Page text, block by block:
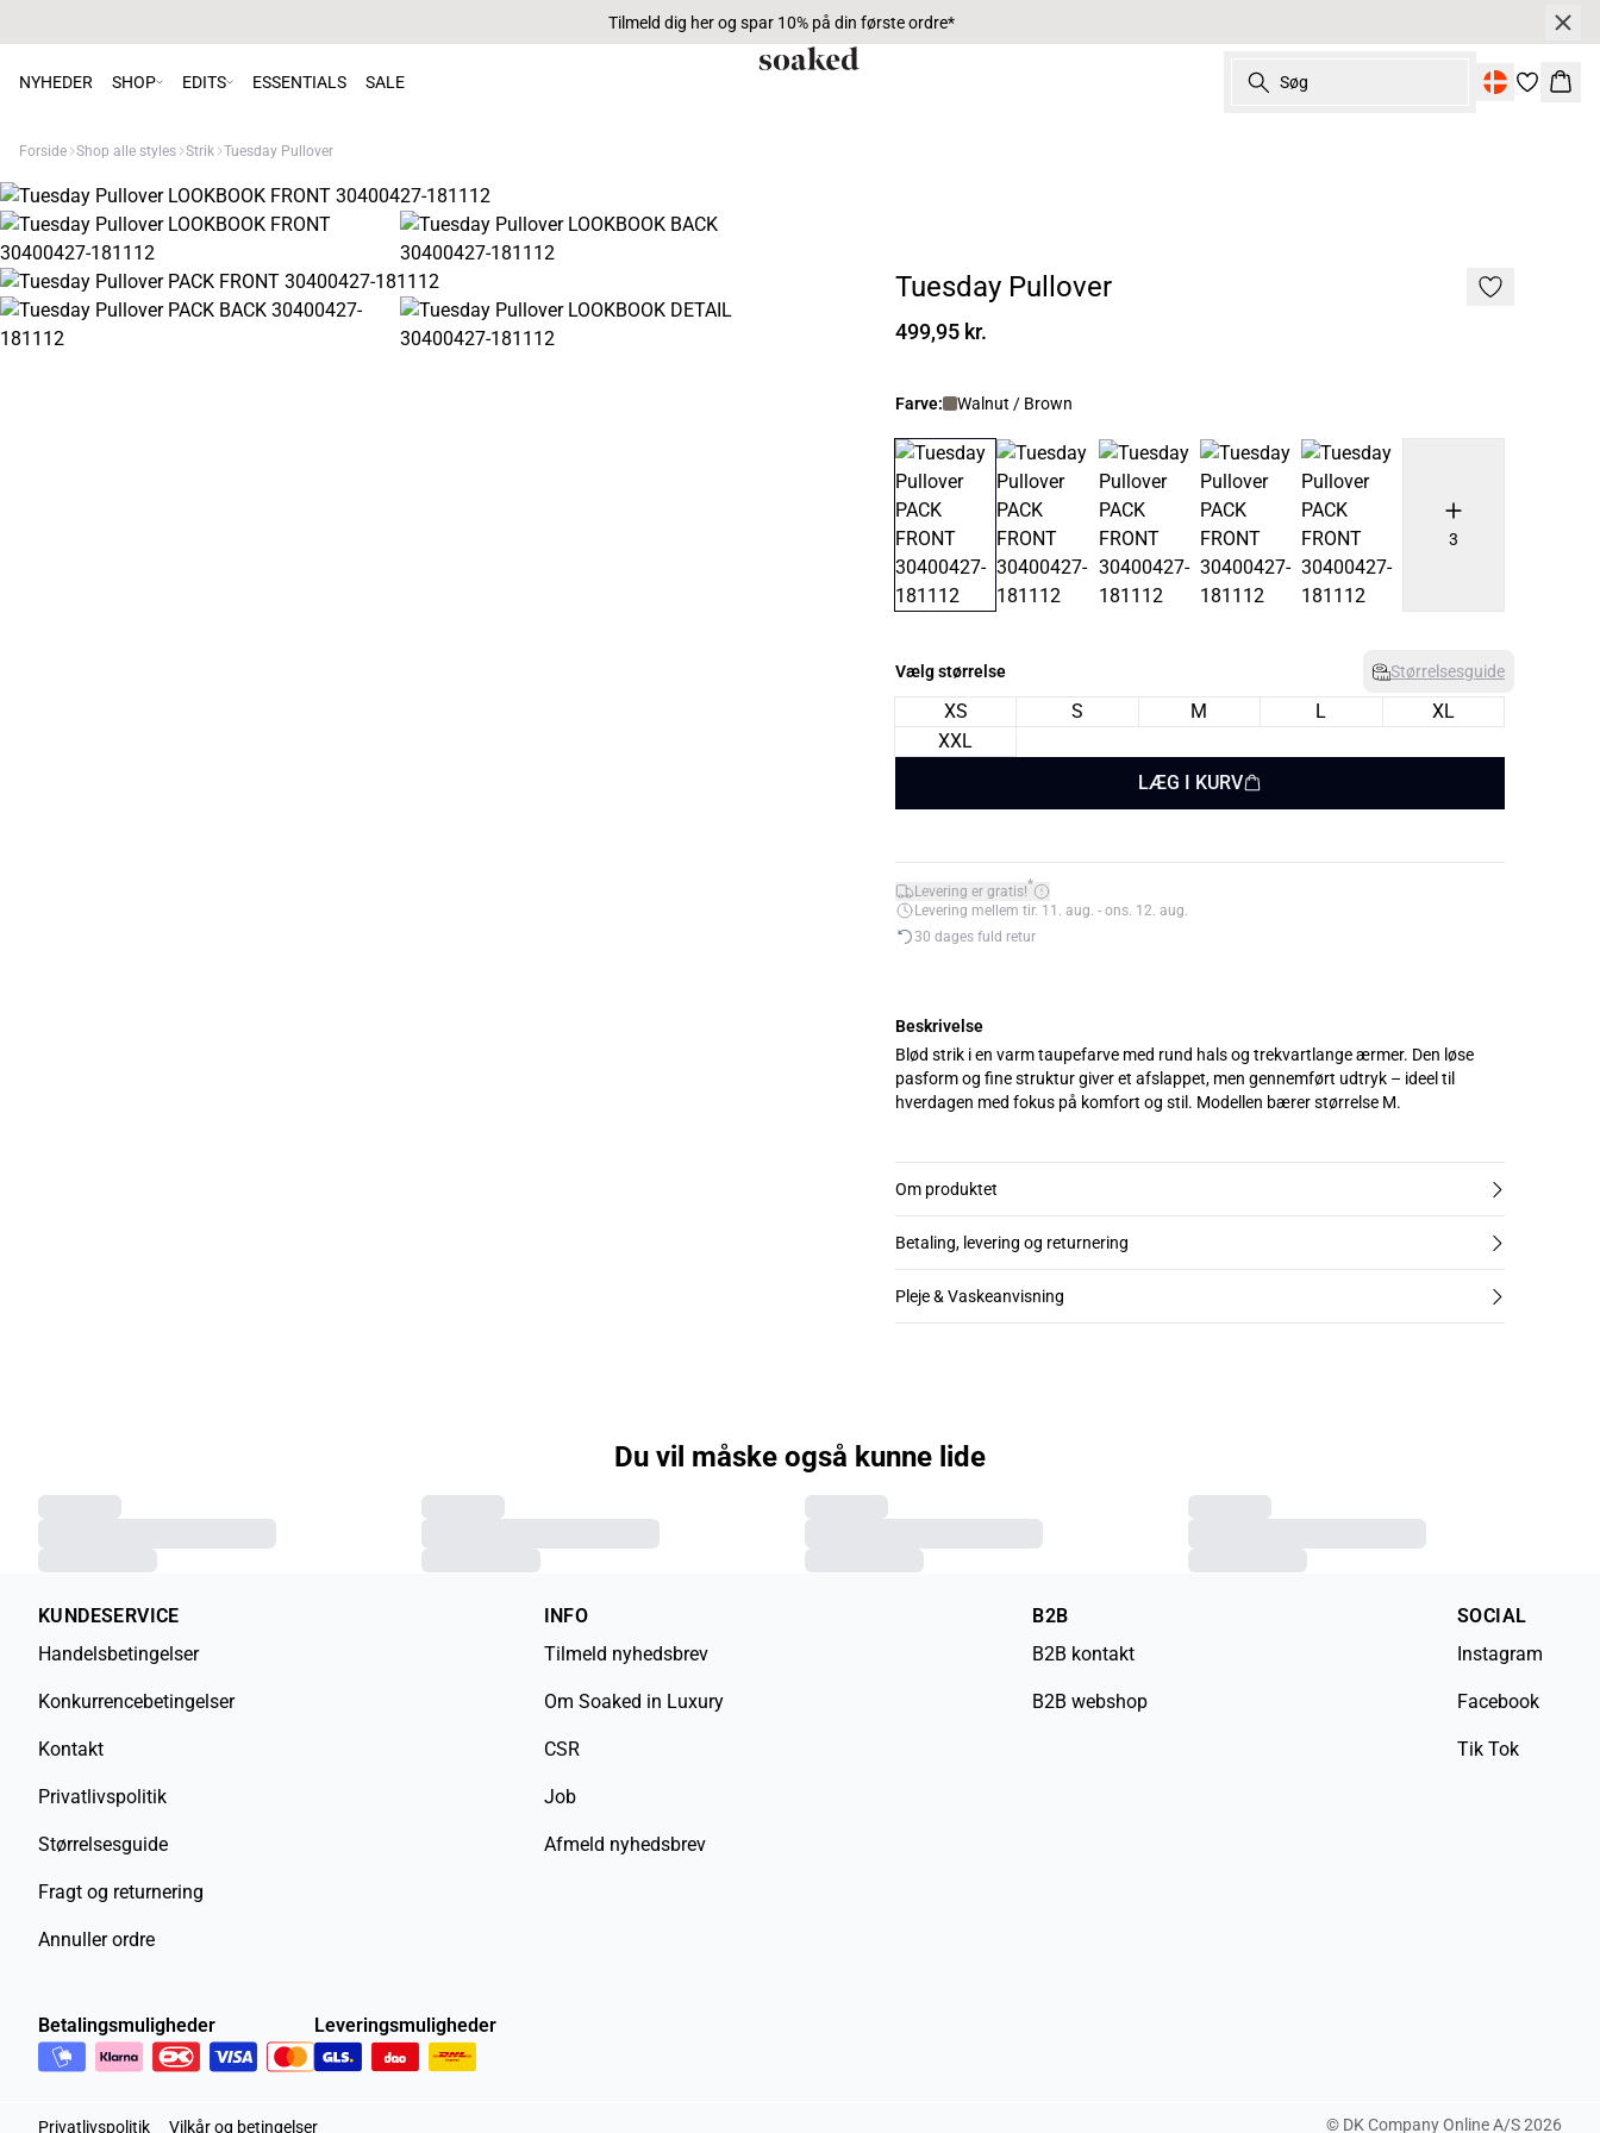
Tilmeld dig her og spar 10% på din første ordre*
NYHEDER SHOP EDITS ESSENTIALS SALE Søg
Kurv
Forside Shop alle styles Strik Tuesday Pullover
Tuesday Pullover
499,95 kr.
Farve: Walnut / Brown
3
Vælg størrelse Størrelsesguide
XS S M L
XL
XXL
LÆG I KURV
Levering er gratis!*
Levering mellem tir. 11. aug. - ons. 12. aug.
30 dages fuld retur
Beskrivelse
Blød strik i en varm taupefarve med rund hals og trekvartlange ærmer. Den løse
pasform og fine struktur giver et afslappet, men gennemført udtryk – ideel til
hverdagen med fokus på komfort og stil. Modellen bærer størrelse M.
Om produktet
Betaling, levering og returnering
Pleje & Vaskeanvisning
Du vil måske også kunne lide
KUNDESERVICE
Handelsbetingelser
Konkurrencebetingelser
Kontakt
Privatlivspolitik
Størrelsesguide
Fragt og returnering
Annuller ordre
INFO
Tilmeld nyhedsbrev
Om Soaked in Luxury
CSR
Job
Afmeld nyhedsbrev
B2B
B2B kontakt
B2B webshop
SOCIAL
Instagram
Facebook
Tik Tok
Betalingsmuligheder Leveringsmuligheder
Privatlivspolitik Vilkår og betingelser © DK Company Online A/S2026